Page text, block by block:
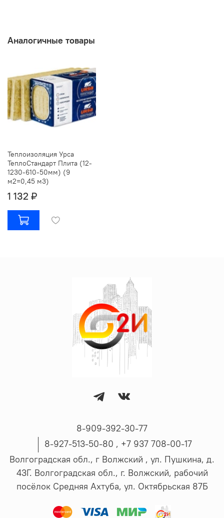
Аналогичные товары
Теплоизоляция Урса
ТеплоСтандарт Плита (12-
1230-610-50мм) (9
м2=0,45 м3)
1 132 ₽
8-909-392-30-77
8-927-513-50-80 , ‪+7 937 708-00-17
Волгоградская обл., г Волжский , ул. Пушкина, д.
43Г. Волгоградская обл., г. Волжский, рабочий
посёлок Средняя Ахтуба, ул. Октябрьская 87Б